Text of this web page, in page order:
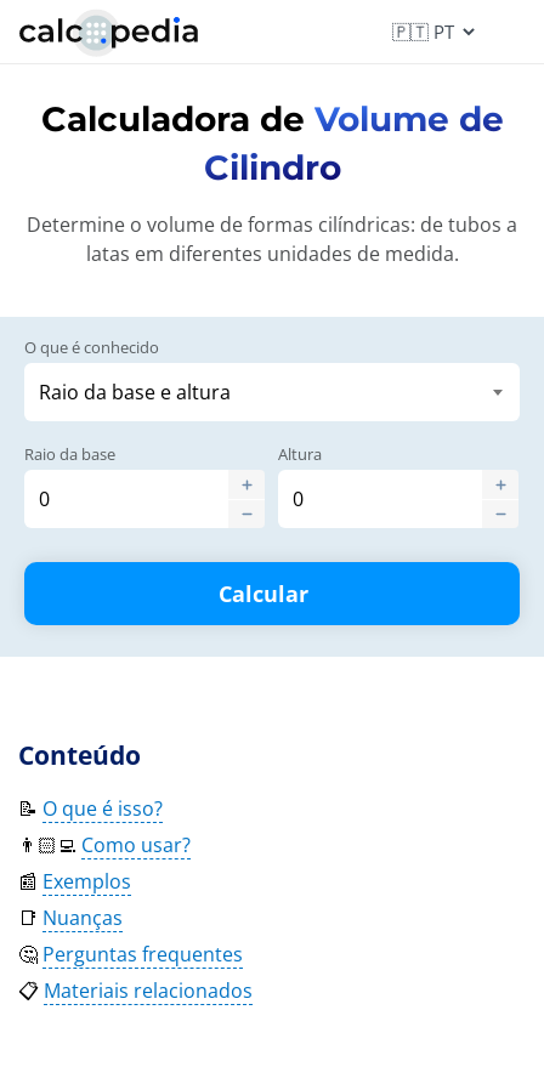
Calculadora de Volume de
Cilindro
Determine o volume de formas cilíndricas: de tubos a
latas em diferentes unidades de medida.
O que é conhecido
Raio da base Altura
Calcular
Conteúdo
📝 O que é isso?
👨🏻‍💻 Como usar?
📰 Exemplos
📑 Nuanças
🤔 Perguntas frequentes
📋 Materiais relacionados